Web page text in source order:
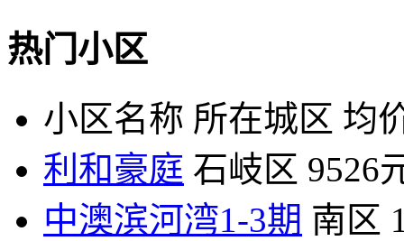
热门小区
小区名称 所在城区 均
利和豪庭 石岐区 9526
中澳滨河湾1-3期 南区